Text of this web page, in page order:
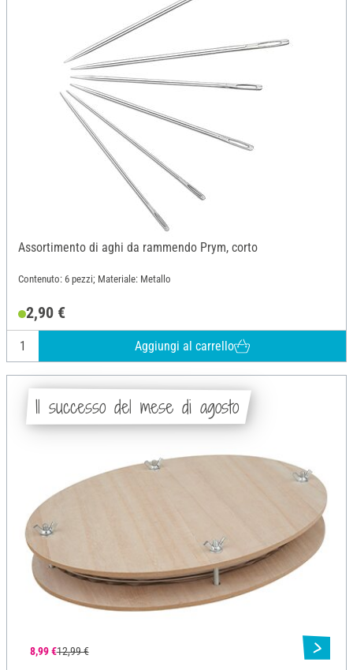
Assortimento di aghi da rammendo Prym, corto
Contenuto: 6 pezzi; Materiale: Metallo
2,90 €
Aggiungi al carrello
8,99 €12,99 €
Il successo del mese di agosto